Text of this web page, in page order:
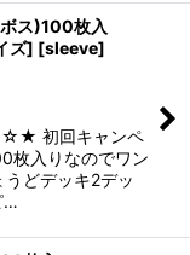
ボス)100枚入
ズ] [sleeve]
初回キャンペ
枚入りなのでワン
どデッキ2デッ
…